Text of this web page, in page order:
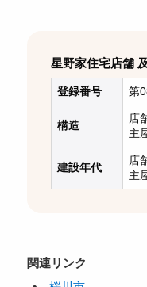
星野家住宅店舗
登録番号 第
構造
店
主
建設年代
店
主
関連リンク